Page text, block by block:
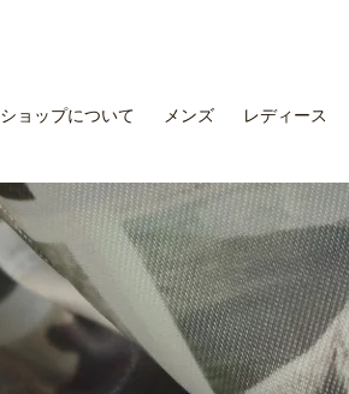
ショップについて メンズ レディース